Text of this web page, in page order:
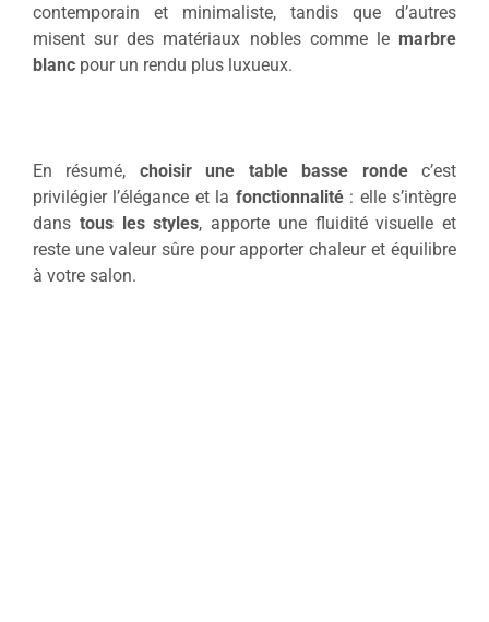
contemporain et minimaliste, tandis que d’autres
misent sur des matériaux nobles comme le marbre
blanc pour un rendu plus luxueux.
En résumé, choisir une table basse rondec’est
privilégier l’élégance et la fonctionnalité: elle s’intègre
dans tous les styles, apporte une fluidité visuelle et
reste une valeur sûre pour apporter chaleur et équilibre
à votre salon.